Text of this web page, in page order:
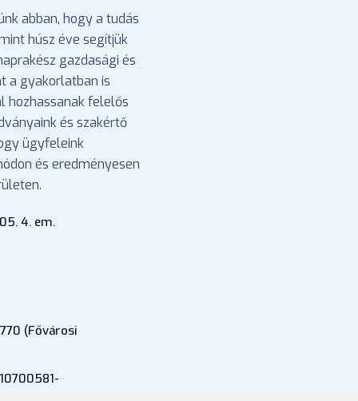
abban, hogy a tudás
húsz éve segítjük
gazdasági és
a gyakorlatban is
hozhassanak felelős
és szakértő
ügyfeleink
és eredményesen
4. em.
(Fővárosi